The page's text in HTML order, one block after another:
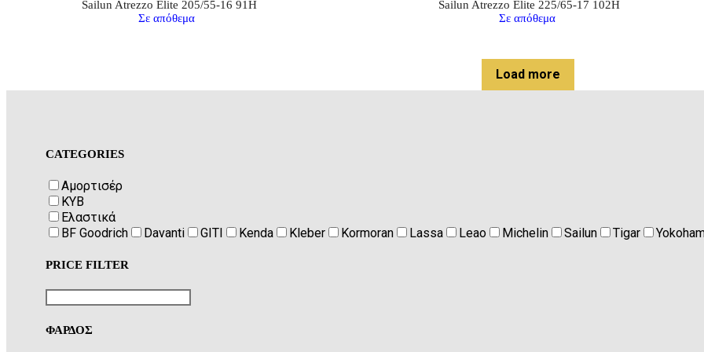
Sailun Atrezzo Elite 205/55-16 91H
Σε απόθεμα
Sailun Atrezzo Elite 225/65-17 102H
Σε απόθεμα
Load more
CATEGORIES
Αμορτισέρ
KYB
Ελαστικά
BF Goodrich
Davanti GITI Kenda Kleber Kormoran Lassa Leao Michelin Sailun Tigar
PRICE FILTER
ΦΑΡΔΟΣ